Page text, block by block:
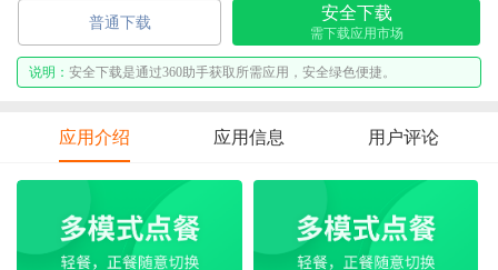
普通下载
安全下载
需下载应用市场
说明： 安全下载是通过360助手获取所需应用，安全绿色便捷。
应用介绍 应用信息 用户评论